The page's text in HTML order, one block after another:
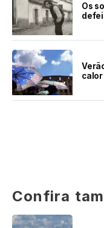
Os
Confira